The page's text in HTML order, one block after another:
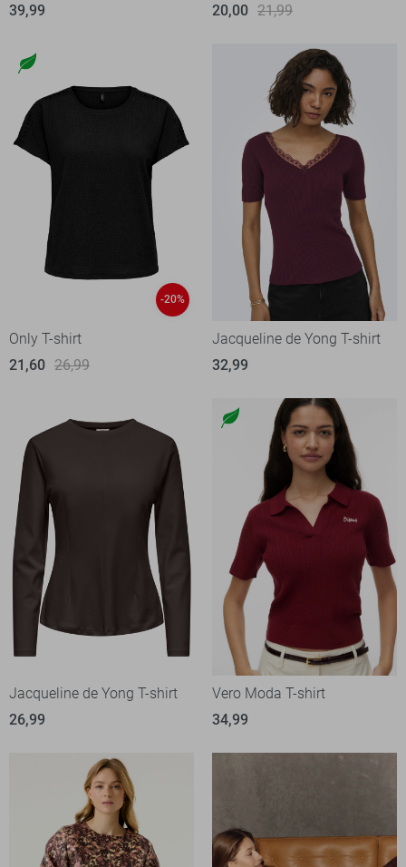
39,99
20,00 21,99
-20%
Only T-shirt
21,60 26,99
Jacqueline de Yong T-shirt
32,99
Jacqueline de Yong T-shirt
26,99
Vero Moda T-shirt
34,99